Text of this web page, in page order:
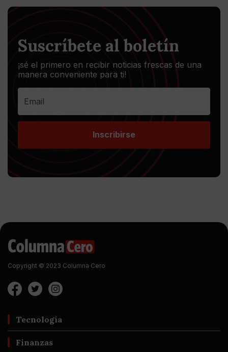
Suscríbete al boletín
¡sé el primero en recibir noticias frescas de una
manera conveniente para ti!
Inscribirse
Copyright © 2023 Columna Cero
Tecnología
Finanzas